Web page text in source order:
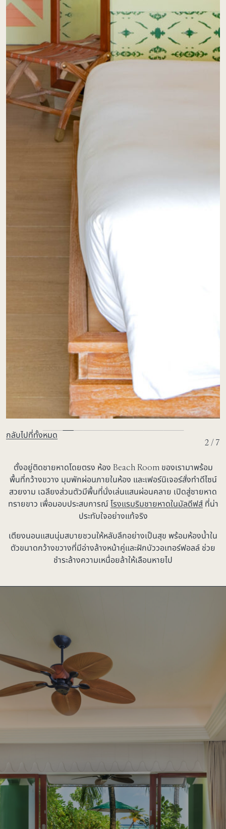
กลับไปที่ทั้งหมด
2 / 7
ตั้งอยู่ติดชายหาดโดยตรง ห้อง Beach Room ของเรามาพร้อม
พื้นที่กว้างขวาง มุมพักผ่อนภายในห้อง และเฟอร์นิเจอร์สั่งทำดีไซน์
สวยงาม เฉลียงส่วนตัวมีพื้นที่นั่งเล่นแสนผ่อนคลาย เปิดสู่ชายหาด
ทรายขาว เพื่อมอบประสบการณ์ โรงแรมริมชายหาดในมัลดีฟส์ที่น่า
ประทับใจอย่างแท้จริง
เตียงนอนแสนนุ่มสบายชวนให้หลับลึกอย่างเป็นสุข พร้อมห้องน้ำใน
ตัวขนาดกว้างขวางที่มีอ่างล้างหน้าคู่และฝักบัววอเทอร์ฟอลล์ ช่วย
ชำระล้างความเหนื่อยล้าให้เลือนหายไป